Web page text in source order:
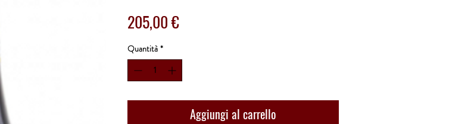
205,00 €Prezzo
Quantità *
Aggiungi al carrello